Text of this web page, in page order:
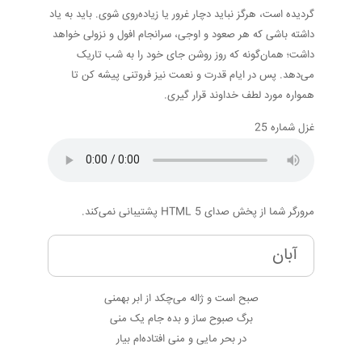
گردیده است، هرگز نباید دچار غرور یا زیاده‌روی شوی. باید به یاد
داشته باشی که هر صعود و اوجی، سرانجام افول و نزولی خواهد
داشت؛ همان‌گونه که روز روشن جای خود را به شب تاریک
می‌دهد. پس در ایام قدرت و نعمت نیز فروتنی پیشه کن تا
همواره مورد لطف خداوند قرار گیری.
غزل شماره 25
مرورگر شما از پخش صدای HTML 5 پشتیبانی نمی‌کند.
آبان
صبح است و ژاله می‌چکد از ابر بهمنی
برگ صبوح ساز و بده جام یک منی
در بحر مایی و منی افتاده‌ام بیار